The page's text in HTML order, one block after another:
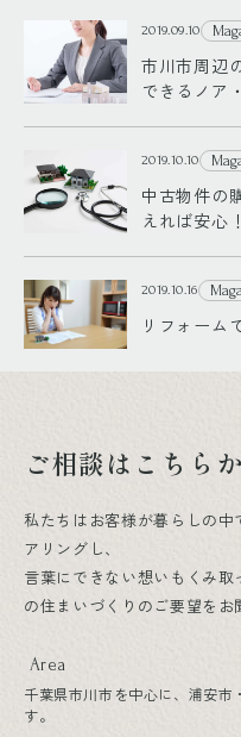
2019.09.10
市川市周辺
できるノア
2019.10.10
中古物件の
えれば安心！
2019.10.16
リフォーム
ご相談はこちら
私たちはお客様が暮らしの中
アリングし、
言葉にできない想いもくみ
の住まいづくりのご要望をお
Area
千葉県市川市を中心に、浦安市
す。